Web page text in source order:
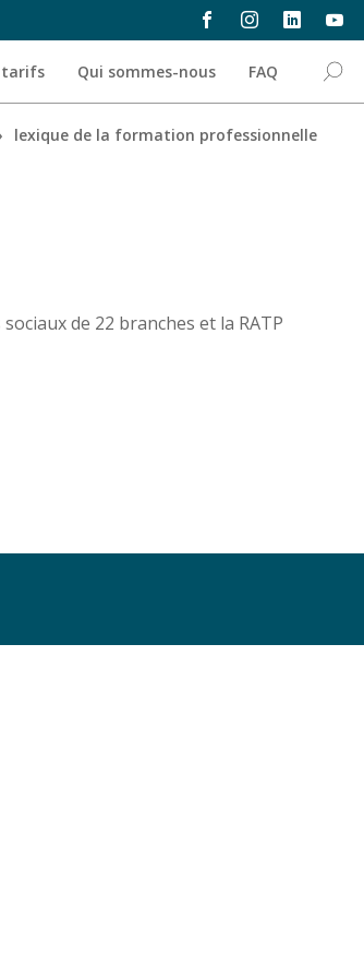
tarifs Qui sommes-nous FAQ
lexique de la formation professionnelle
de 22 branches et la RATP